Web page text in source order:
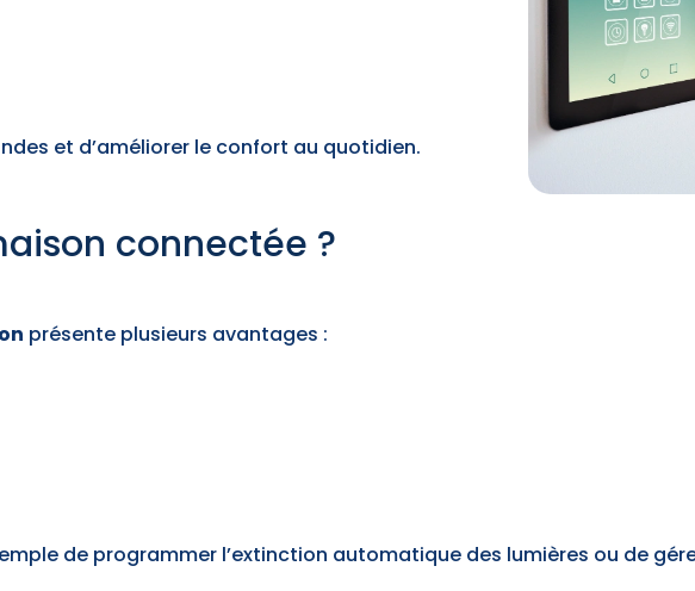
et d’améliorer le confort au quotidien.
connectée ?
présente plusieurs avantages :
de programmer l’extinction automatique des lumières ou de